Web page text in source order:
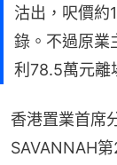
沽出，呎價約
錄。不過原業
利78.5萬元離
香港置業首席
SAVANNAH